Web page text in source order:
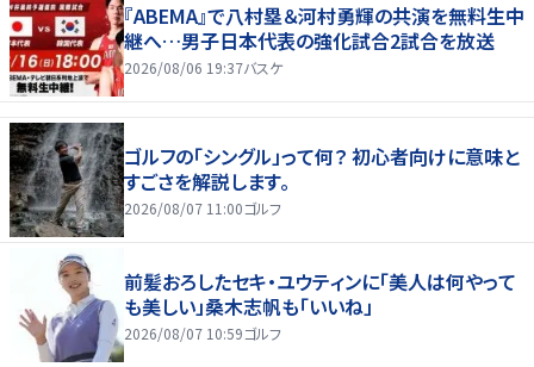
『ABEMA』で八村塁＆河村勇輝の共演を無料生中
継へ…男子日本代表の強化試合2試合を放送
2026/08/06 19:37バスケ
ゴルフの「シングル」って何？ 初心者向けに意味と
すごさを解説します。
2026/08/07 11:00ゴルフ
前髪おろしたセキ・ユウティンに「美人は何やって
も美しい」桑木志帆も「いいね」
2026/08/07 10:59ゴルフ